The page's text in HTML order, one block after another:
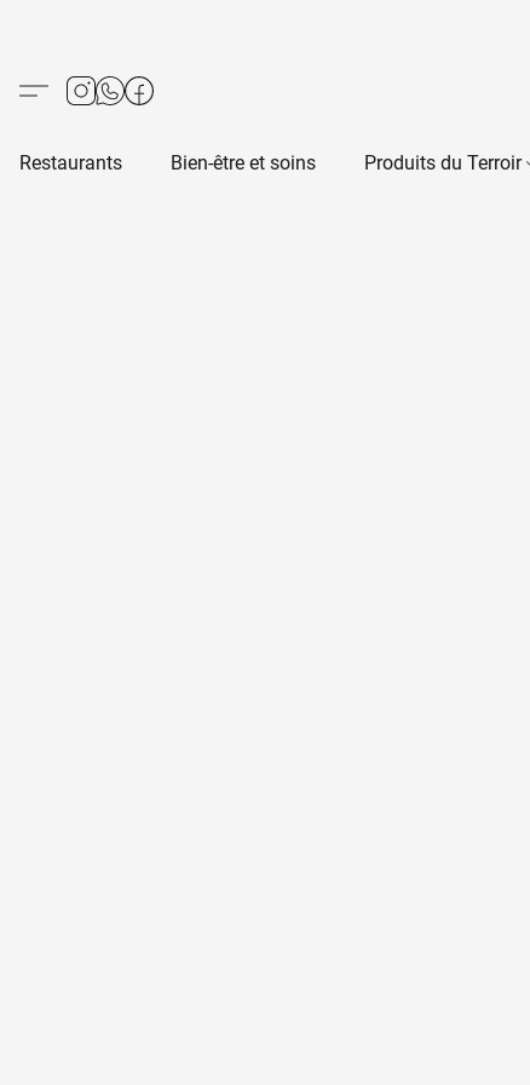
Restaurants Bien-être et soins Produits du Terroir